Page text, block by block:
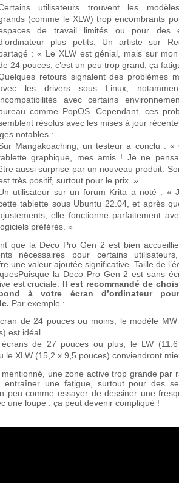
utilisateurs trouvent les
(comme le XLW) trop encombrants
de travail limités ou pour des
plus petits. Un artiste sur
:« Le XLW est génial, mais sur
24 pouces, c’est un peu trop grand, ça
retours signalent des problèmes
les drivers sous Linux,
avec certains
comme PopOS. Cependant, ces
résolus avec les mises à jour
notables :
Mangakoaching, un testeur a conclu : «
graphique, mes amis ! Je ne
aussi surprise par un nouveau produit.
très positif, surtout pour le prix. »
utilisateur sur un forum Krita a noté : «
tablette sous Ubuntu 22.04, et après
elle fonctionne parfaitement
préférés. »
que la Deco Pro Gen 2 est bien
nécessaires pour certains
une valeur ajoutée significative. Taille de
Puisque la Deco Pro Gen 2 est sans
est cruciale. Il est recommandé de
à votre écran d’ordinateur
Par exemple :
de 24 pouces ou moins, le modèle
est idéal.
de 27 pouces ou plus, le LW
le XLW (15,2 x 9,5 pouces) conviendront
une zone active trop grande par
une fatigue, surtout pour des
peu comme essayer de dessiner une
une loupe : ça peut devenir compliqué !